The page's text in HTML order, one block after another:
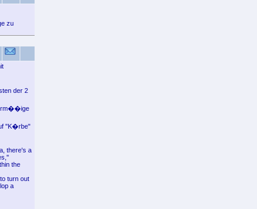
zu
der 2
"K�rbe"
there's a
the
turn out
a